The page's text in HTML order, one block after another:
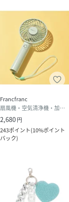
タブレットを
込み、矢印の
い。
Francfranc
扇風機・空気清浄機・加湿器
2,680円
243ポイント(10%ポイント
バック)